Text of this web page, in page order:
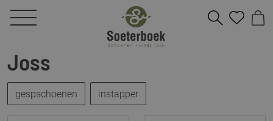
Joss
gespschoenen instapper